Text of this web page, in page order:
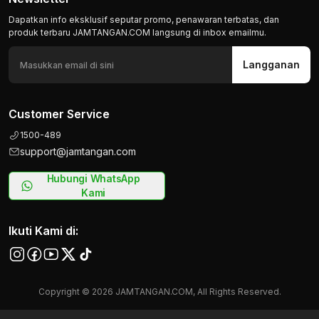
Dapatkan info eksklusif seputar promo, penawaran terbatas, dan
produk terbaru JAMTANGAN.COM langsung di inbox emailmu.
Langganan
Customer Service
1500-489
support@jamtangan.com
Hubungi WhatsApp
Kami
Ikuti Kami di:
Copyright © 2026 JAMTANGAN.COM, All Rights Reserved.